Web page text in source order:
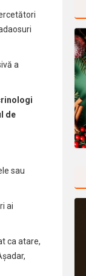
a
de
sau
ai
ca atare,